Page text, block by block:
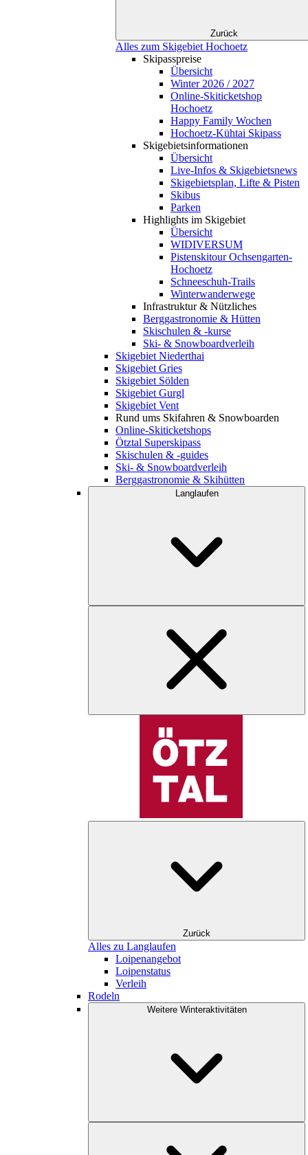
Zurück
Alles zum Skigebiet Hochoetz
Skipasspreise
Übersicht
Winter 2026 / 2027
Online-Skiticketshop
Hochoetz
Happy Family Wochen
Hochoetz-Kühtai Skipass
Skigebietsinformationen
Übersicht
Live-Infos & Skigebietsnews
Skigebietsplan, Lifte & Pisten
Skibus
Parken
Highlights im Skigebiet
Übersicht
WIDIVERSUM
Pistenskitour Ochsengarten-
Hochoetz
Schneeschuh-Trails
Winterwanderwege
Infrastruktur & Nützliches
Berggastronomie & Hütten
Skischulen & -kurse
Ski- & Snowboardverleih
Skigebiet Niederthai
Skigebiet Gries
Skigebiet Sölden
Skigebiet Gurgl
Skigebiet Vent
Rund ums Skifahren & Snowboarden
Online-Skiticketshops
Ötztal Superskipass
Skischulen & -guides
Ski- & Snowboardverleih
Berggastronomie & Skihütten
Langlaufen
Zurück
Alles zu Langlaufen
Loipenangebot
Loipenstatus
Verleih
Rodeln
Weitere Winteraktivitäten